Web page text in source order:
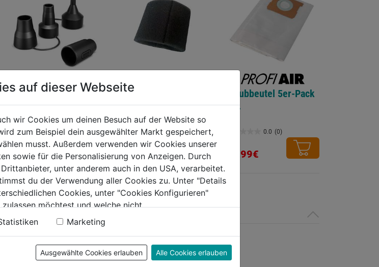
Blasadapter-Set
4.9 (19)
4.9
von
5
Sternen.
19
Bewertungen
10,99€
Schaumstofffilter f.
Profi-Air Modelle
0.0 (0)
0.0
von
5
Sternen.
12,99€
Staubbeutel 5er-Pack
20L
0.0 (0)
13,99€
auf dieser Webseite
wir Cookies um deinen Besuch auf der Website so
zum Beispiel dein ausgewählter Markt gespeichert,
musst. Außerdem verwenden wir Cookies unserer
sowie für die Personalisierung von Anzeigen. Durch
unter anderem auch in den USA, verarbeitet.
du der Verwendung aller Cookies zu. Unter "Details
Cookies, unter "Cookies Konfigurieren"
möchtest und welche nicht.
Datenschutzerklärung
Marketing
Ausgewählte Cookies erlauben Alle Cookies erlauben